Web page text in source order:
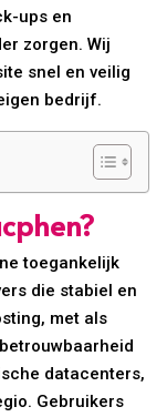
ups en
zorgen. Wij
snel en veilig
bedrijf.
toegankelijk
die stabiel en
met als
datacenters,
Gebruikers